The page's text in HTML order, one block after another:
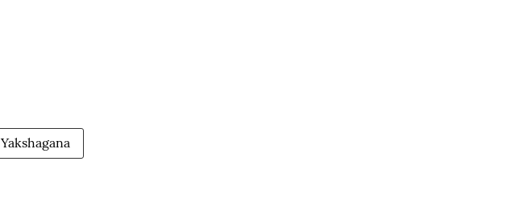
Yakshagana